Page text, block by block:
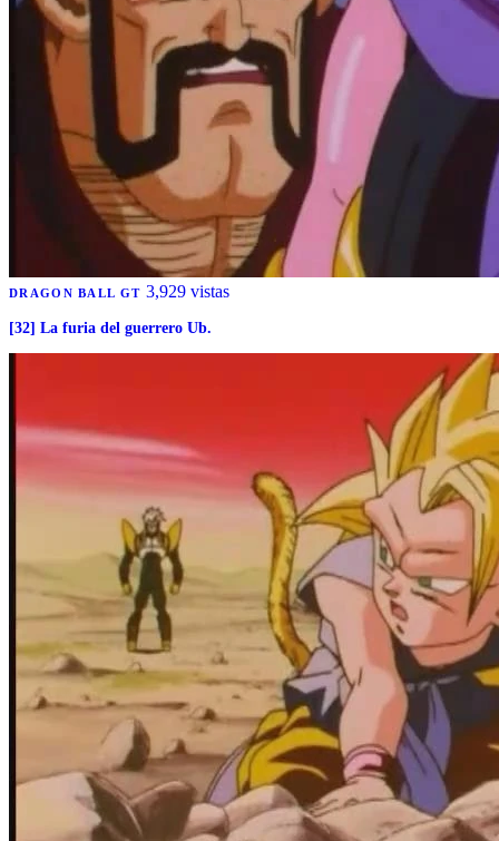
DRAGON BALL GT 3,929 vistas
[32] La furia del guerrero Ub.